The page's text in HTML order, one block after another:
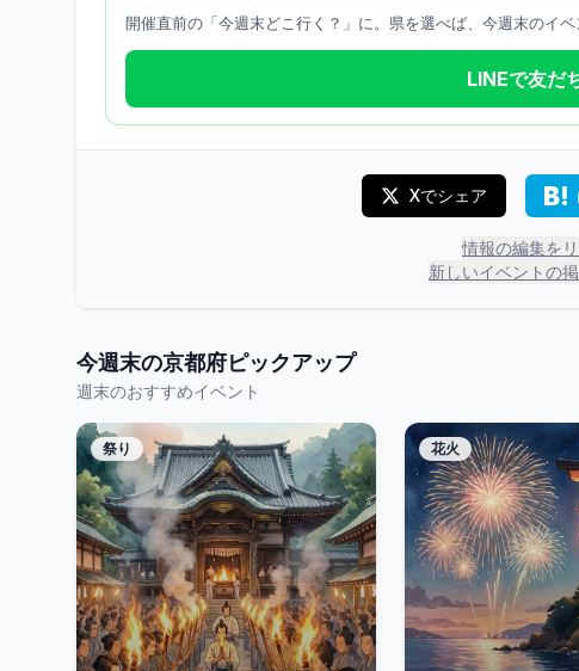
開催直前の「今週末どこ行く？」に。県を選べば、今週末のイベ
LINEで友だ
Xでシェア
情報の編集を
新しいイベントの
今週末の京都府ピックアップ
週末のおすすめイベント
祭り 花火